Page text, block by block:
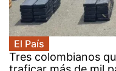
El País
Tres colombianos